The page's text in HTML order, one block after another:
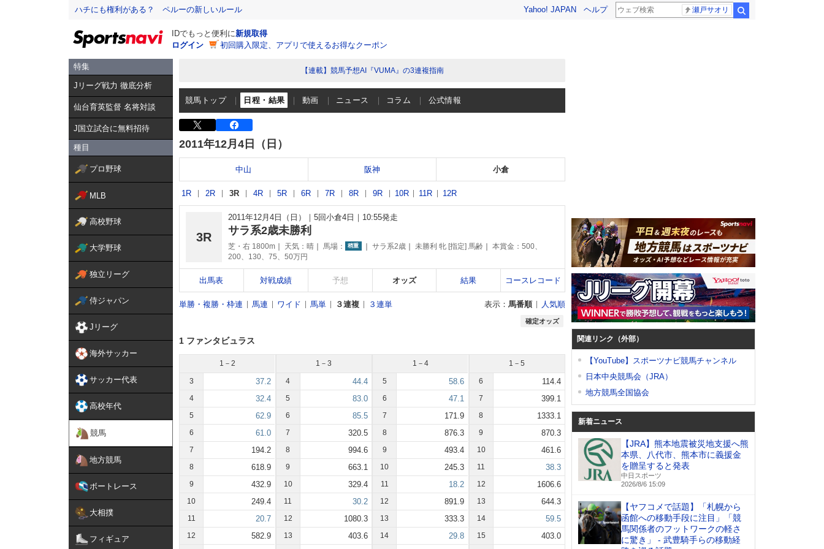
ハチにも権利がある？ ペルーの新しいルール Yahoo! JAPAN ヘルプ 瀬戸サオリ
IDでもっと便利に新規取得
ログイン
初回購入限定、アプリで使えるお得なクーポン
特集
Jリーグ戦力 徹底分析
仙台育英監督 名将対談
J国立試合に無料招待
種目
プロ野球
MLB
高校野球
大学野球
独立リーグ
侍ジャパン
Jリーグ
海外サッカー
サッカー代表
高校年代
競馬
地方競馬
ボートレース
大相撲
フィギュア
【連載】競馬予想AI『VUMA』の3連複指南
競馬トップ 日程・結果 動画 ニュース コラム 公式情報
2011年12月4日（日）
中山 阪神 小倉
1R 2R 3R 4R 5R 6R 7R 8R 9R 10R 11R 12R
3R
2011年12月4日（日） 5回小倉4日 10:55発走
サラ系2歳未勝利
芝・右 1800m 天気： 晴 馬場： 稍重 サラ系2歳 未勝利 牝 [指定] 馬齢
本賞金：500、
200、130、75、50万円
出馬表 対戦成績 予想 オッズ 結果 コースレコード
単勝・複勝・枠連 馬連 ワイド 馬単 ３連複 ３連単 表示： 馬番順 人気順
確定オッズ
1 ファンタビュラス
1－2
3 37.2
4 32.4
5 62.9
6 61.0
7 194.2
8 618.9
9 432.9
10 249.4
11 20.7
12 582.9
1－3
4 44.4
5 83.0
6 85.5
7 320.5
8 994.6
9 663.1
10 329.4
11 30.2
12 1080.3
13 403.6
1－4
5 58.6
6 47.1
7 171.9
8 876.3
9 493.4
10 245.3
11 18.2
12 891.9
13 333.3
14 29.8
1－5
6 114.4
7 399.1
8 1333.1
9 870.3
10 461.6
11 38.3
12 1606.6
13 644.3
14 59.5
15 403.0
関連リンク（外部）
【YouTube】スポーツナビ競馬チャンネル
日本中央競馬会（JRA）
地方競馬全国協会
新着ニュース
【JRA】熊本地震被災地支援へ熊
本県、八代市、熊本市に義援金
を贈呈すると発表
中日スポーツ
2026/8/6 15:09
【ヤフコメで話題】「札幌から
函館への移動手段に注目」「競
馬関係者のフットワークの軽さ
に驚き」 - 武豊騎手らの移動経